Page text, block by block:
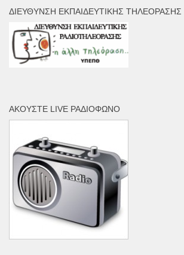
ΔΙΕΎΘΥΝΣΗ ΕΚΠΑΙΔΕΥΤΙΚΉΣ ΤΗΛΕΌΡΑΣΗΣ
ΑΚΟΎΣΤΕ LIVE ΡΑΔΙΌΦΩΝΟ